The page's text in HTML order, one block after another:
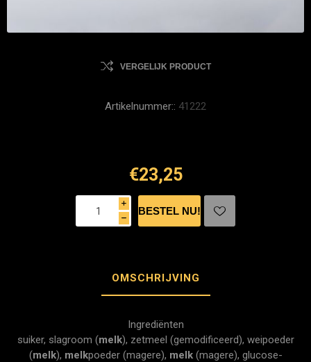
VERGELIJK PRODUCT
Artikelnummer:: 41222
€23,25
i
h
OMSCHRIJVING
Ingrediënten
suiker, slagroom (melk), zetmeel (gemodificeerd), weipoeder
(melk), melkpoeder (magere), melk(magere), glucose-